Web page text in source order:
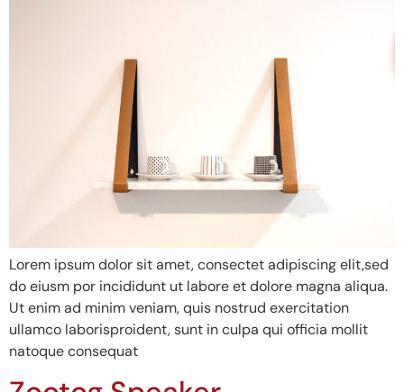
Lorem ipsum dolor sit amet, consectet adipiscing elit,sed
do eiusm por incididunt ut labore et dolore magna aliqua.
Ut enim ad minim veniam, quis nostrud exercitation
ullamco laborisproident, sunt in culpa qui officia mollit
natoque consequat